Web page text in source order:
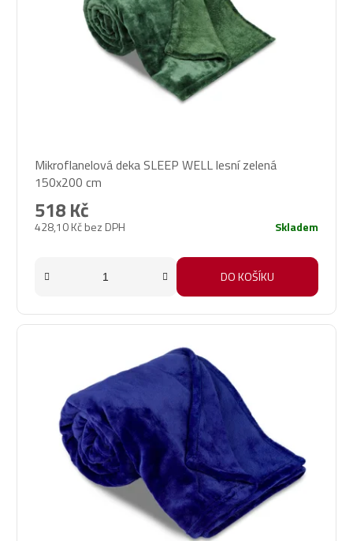
Mikroflanelová deka SLEEP WELL lesní zelená
150x200 cm
428,10 Kč bez DPH
518 Kč
Skladem
DO KOŠÍKU